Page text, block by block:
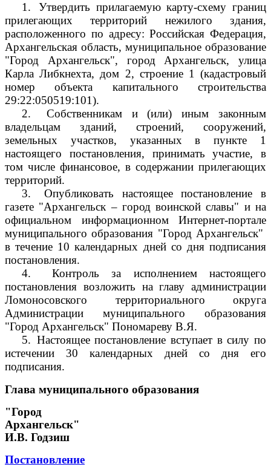
1.
Утвердить прилагаемую карту-схему границ
прилегающих территорий нежилого здания,
расположенного по адресу: Российская Федерация,
Архангельская область, муниципальное образование
"Город Архангельск", город Архангельск, улица
Карла Либкнехта, дом 2, строение 1 (кадастровый
номер объекта капитального строительства
29:22:050519:101).
2.
Собственникам и (или) иным законным
владельцам зданий, строений, сооружений,
земельных участков, указанных в пункте 1
настоящего постановления, принимать участие, в
том числе финансовое, в содержании прилегающих
территорий.
3.
Опубликовать настоящее постановление в
газете "Архангельск – город воинской славы" и на
официальном информационном Интернет-портале
муниципального образования "Город Архангельск"
в течение 10 календарных дней со дня подписания
постановления.
4.
Контроль за исполнением настоящего
постановления возложить на главу администрации
Ломоносовского территориального округа
Администрации муниципального образования
"Город Архангельск" Пономареву В.Я.
5. Настоящее постановление вступает в силу по
истечении 30 календарных дней со дня его
подписания.
Глава муниципального образования
"Город
Архангельск"
И.В. Годзиш
Постановление